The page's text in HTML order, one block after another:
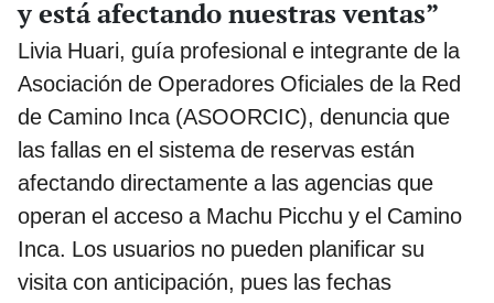
y está afectando nuestras ventas”
Livia Huari, guía profesional e integrante de la
Asociación de Operadores Oficiales de la Red
de Camino Inca (ASOORCIC), denuncia que
las fallas en el sistema de reservas están
afectando directamente a las agencias que
operan el acceso a Machu Picchu y el Camino
Inca. Los usuarios no pueden planificar su
visita con anticipación, pues las fechas